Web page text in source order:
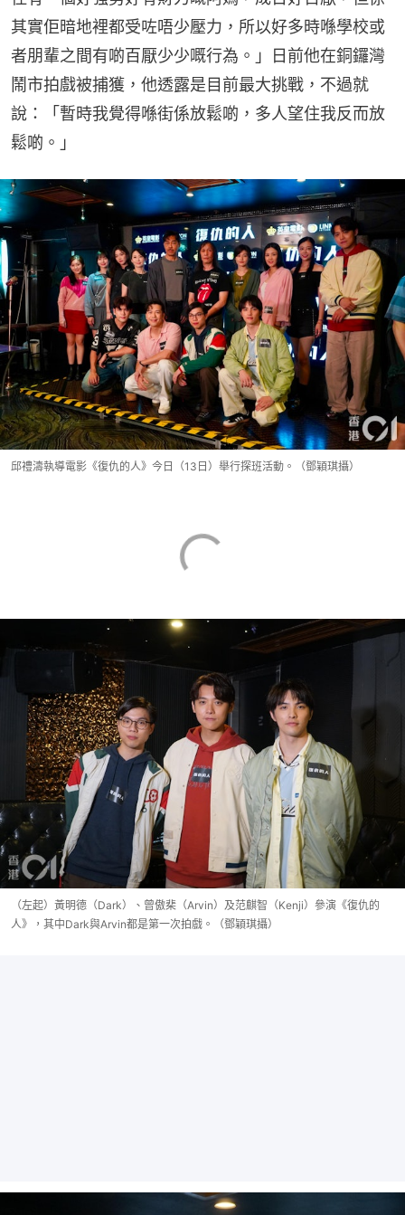
其實佢暗地裡都受咗唔少壓力，所以好多時喺學校或
者朋輩之間有啲百厭少少嘅行為。」日前他在銅鑼灣
鬧市拍戲被捕獲，他透露是目前最大挑戰，不過就
說：「暫時我覺得喺街係放鬆啲，多人望住我反而放
鬆啲。」
邱禮濤執導電影《復仇的人》今日（13日）舉行探班活動。（鄧穎琪攝）
（左起）黃明德（Dark）、曾傲棐（Arvin）及范麒智（Kenji）參演《復仇的
人》，其中Dark與Arvin都是第一次拍戲。（鄧穎琪攝）